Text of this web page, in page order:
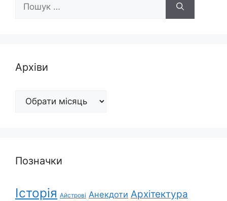
Архіви
Архіви
Позначки
Історія Айстрові Анекдоти Архітектура